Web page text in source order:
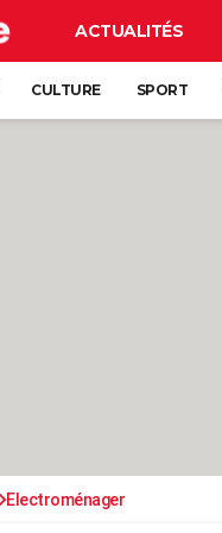
ACTUALITÉS
CULTURE SPORT
Electroménager